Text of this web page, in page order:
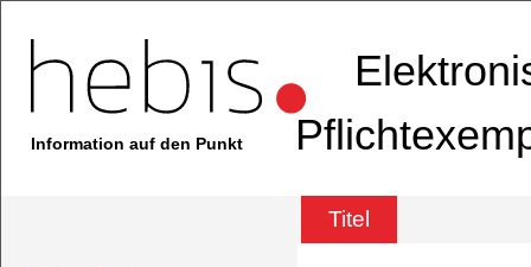
Information auf den Punkt
Titel